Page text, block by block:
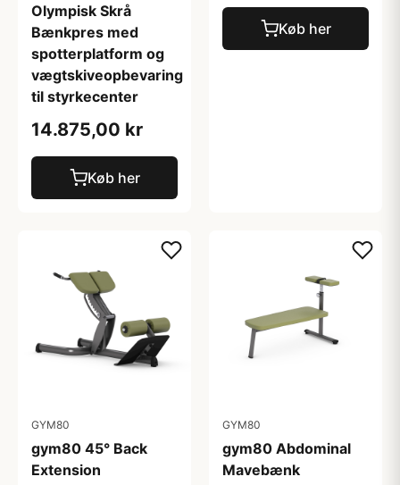
Olympisk Skrå
Bænkpres med
spotterplatform og
vægtskiveopbevaring
til styrkecenter
14.875,00 kr
Køb her
Køb her
GYM80
gym80 45° Back
Extension
GYM80
gym80 Abdominal
Mavebænk